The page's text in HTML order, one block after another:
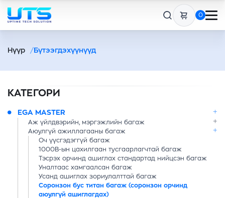
0
Нүүр Бүтээгдэхүүнүүд
КАТЕГОРИ
EGA MASTER
Аж үйлдвэрийн, мэргэжлийн багаж
Аюулгүй ажиллагааны багаж
Оч үүсгэдэггүй багаж
1000В-ын цахилгаан тусгаарлагчтай багаж
Тэсрэх орчинд ашиглах стандартад нийцсэн багаж
Уналтаас хамгаалсан багаж
Усанд ашиглах зориулалттай багаж
Соронзон бус титан багаж (соронзон орчинд
аюулгүй ашиглагдах)